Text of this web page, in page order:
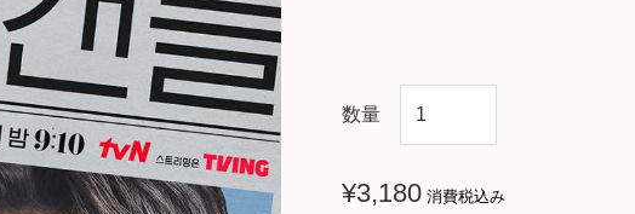
数量
国
ド
¥3,180 消費税込み